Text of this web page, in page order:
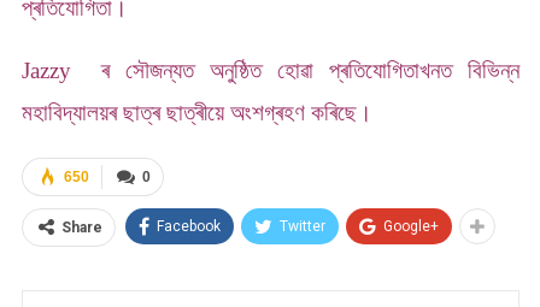
প্ৰতিযোগিতা।
Jazzy ৰ সৌজন্যত অনুষ্ঠিত হোৱা প্ৰতিযোগিতাখনত বিভিন্ন
মহাবিদ্যালয়ৰ ছাত্ৰ ছাত্ৰীয়ে অংশগ্ৰহণ কৰিছে।
0
650
Share Facebook Twitter Google+